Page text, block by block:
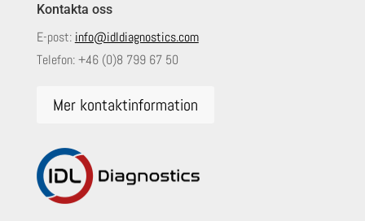
Kontakta oss
E-post: info@idldiagnostics.com
Telefon:+46 (0)8 799 67 50
Mer kontaktinformation